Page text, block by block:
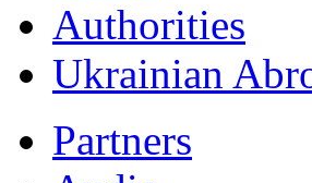
Authorities
Ukrainian
Partners